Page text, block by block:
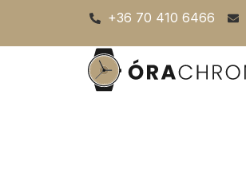
content
+36 70 410 6466